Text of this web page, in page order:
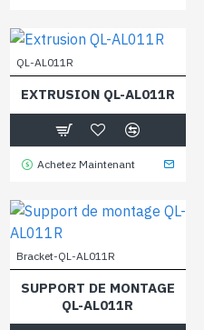
QL-AL011R
EXTRUSION QL-AL011R
Achetez Maintenant
Bracket-QL-AL011R
SUPPORT DE MONTAGE
QL-AL011R